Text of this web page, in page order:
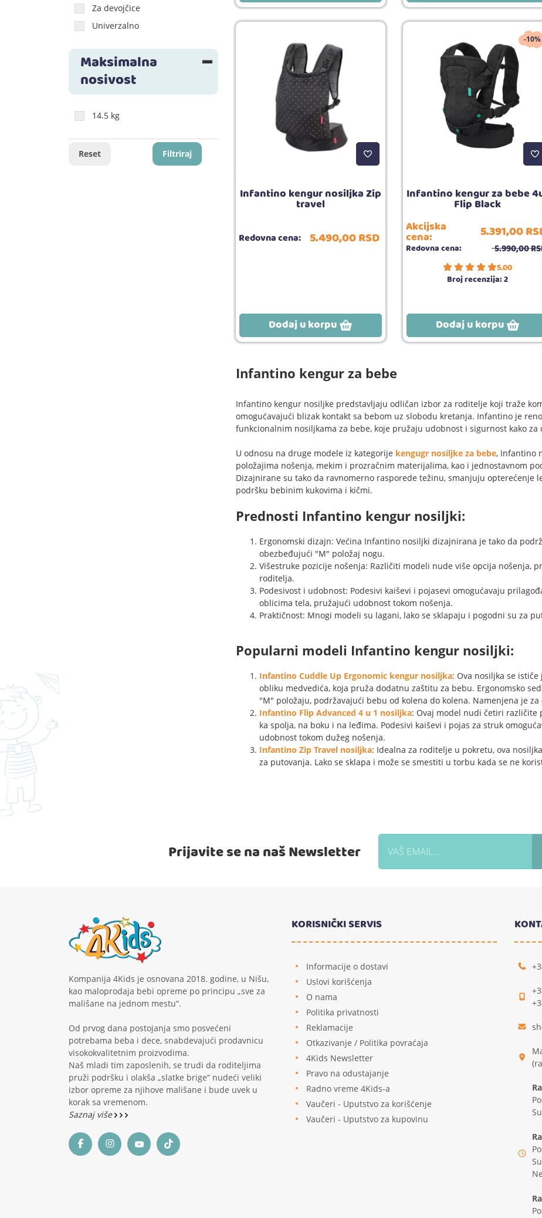
Za devojčice
Univerzalno
Maksimalna
nosivost
14.5 kg
Reset Filtriraj
Infantino kengur nosiljka Zip
travel
Redovna cena: 5.490,00RSD
Dodaj u korpu
-10%
Infantino kengur za bebe
Flip Black
Akcijska
cena: 5.391,00
Redovna cena: 5.990,00
5.00
Broj recenzija:2
Dodaj u korpu
Infantino kengur za bebe
Infantino kengur nosiljke predstavljaju odličan izbor za roditelje koji traže
omogućavajući blizak kontakt sa bebom uz slobodu kretanja. Infantino je
funkcionalnim nosiljkama za bebe, koje pružaju udobnost i sigurnost kako za
U odnosu na druge modele iz kategorije kengugr nosiljke za bebe, Infantino
položajima nošenja, mekim i prozračnim materijalima, kao i jednostavnom
Dizajnirane su tako da ravnomerno rasporede težinu, smanjuju
podršku bebinim kukovima i kičmi.
Prednosti Infantino kengur nosiljki:
Ergonomski dizajn: Većina Infantino nosiljki dizajnirana je tako da
obezbeđujući "M" položaj nogu.
Višestruke pozicije nošenja: Različiti modeli nude više opcija nošenja,
roditelja.
Podesivost i udobnost: Podesivi kaiševi i pojasevi omogućavaju
oblicima tela, pružajući udobnost tokom nošenja.
Praktičnost: Mnogi modeli su lagani, lako se sklapaju i pogodni su za
Popularni modeli Infantino kengur nosiljki:
Infantino Cuddle Up Ergonomic kengur nosiljka: Ova nosiljka se
obliku medvedića, koja pruža dodatnu zaštitu za bebu. Ergonomsko
"M" položaju, podržavajući bebu od kolena do kolena. Namenjena je za
Infantino Flip Advanced 4 u 1 nosiljka: Ovaj model nudi četiri različite
ka spolja, na boku i na leđima. Podesivi kaiševi i pojas za struk
udobnost tokom dužeg nošenja.
Infantino Zip Travel nosiljka: Idealna za roditelje u pokretu, ova
za putovanja. Lako se sklapa i može se smestiti u torbu kada se ne
Prijavite se na naš Newsletter
Kompanija 4Kids je osnovana 2018. godine, u Nišu,
kao maloprodaja bebi opreme po principu „sve za
mališane na jednom mestu“.
Od prvog dana postojanja smo posvećeni
potrebama beba i dece, snabdevajući prodavnicu
visokokvalitetnim proizvodima.
Naš mladi tim zaposlenih, se trudi da roditeljima
pruži podršku i olakša „slatke brige“ nudeći veliki
izbor opreme za njihove mališane i bude uvek u
korak sa vremenom.
Saznaj više
KORISNIČKI SERVIS
Informacije o dostavi
Uslovi korišćenja
O nama
Politika privatnosti
Reklamacije
Otkazivanje / Politika povraćaja
4Kids Newsletter
Pravo na odustajanje
Radno vreme 4Kids-a
Vaučeri - Uputstvo za korišćenje
Vaučeri - Uputstvo za kupovinu